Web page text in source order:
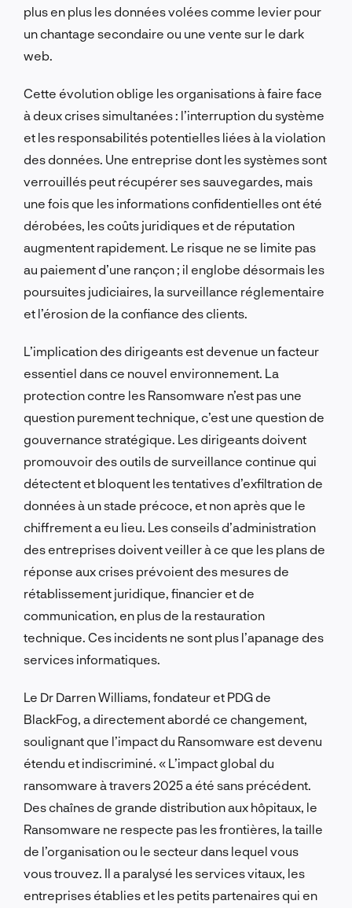
plus en plus les données volées comme levier pour
un chantage secondaire ou une vente sur le dark
web.
Cette évolution oblige les organisations à faire face
à deux crises simultanées : l’interruption du système
et les responsabilités potentielles liées à la violation
des données. Une entreprise dont les systèmes sont
verrouillés peut récupérer ses sauvegardes, mais
une fois que les informations confidentielles ont été
dérobées, les coûts juridiques et de réputation
augmentent rapidement. Le risque ne se limite pas
au paiement d’une rançon ; il englobe désormais les
poursuites judiciaires, la surveillance réglementaire
et l’érosion de la confiance des clients.
L’implication des dirigeants est devenue un facteur
essentiel dans ce nouvel environnement. La
protection contre les Ransomware n’est pas une
question purement technique, c’est une question de
gouvernance stratégique. Les dirigeants doivent
promouvoir des outils de surveillance continue qui
détectent et bloquent les tentatives d’exfiltration de
données à un stade précoce, et non après que le
chiffrement a eu lieu. Les conseils d’administration
des entreprises doivent veiller à ce que les plans de
réponse aux crises prévoient des mesures de
rétablissement juridique, financier et de
communication, en plus de la restauration
technique. Ces incidents ne sont plus l’apanage des
services informatiques.
Le Dr Darren Williams, fondateur et PDG de
BlackFog, a directement abordé ce changement,
soulignant que l’impact du Ransomware est devenu
étendu et indiscriminé. « L’impact global du
ransomware à travers 2025 a été sans précédent.
Des chaînes de grande distribution aux hôpitaux, le
Ransomware ne respecte pas les frontières, la taille
de l’organisation ou le secteur dans lequel vous
vous trouvez. Il a paralysé les services vitaux, les
entreprises établies et les petits partenaires qui en